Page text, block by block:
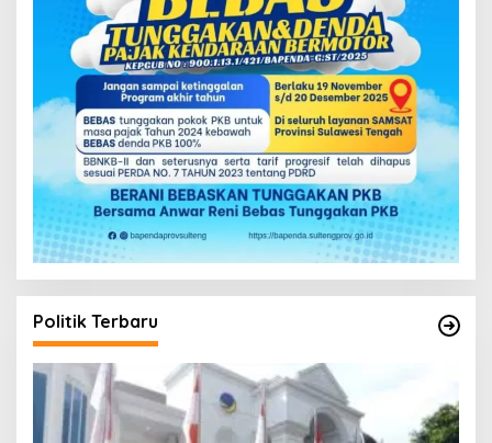
Politik Terbaru